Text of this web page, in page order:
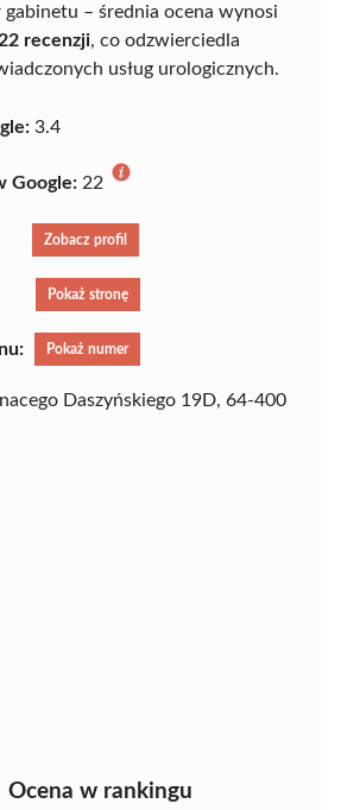
– średnia ocena wynosi
recenzji, co odzwierciedla
usług urologicznych.
3.4
Google: 22
Zobacz profil
Pokaż stronę
Pokaż numer
Daszyńskiego 19D, 64-400
Ocena w rankingu